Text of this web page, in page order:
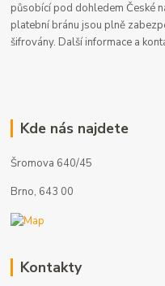
působící pod dohledem České
platební bránu jsou plně
šifrovány. Další informace a
Kde nás najdete
Šromova 640/45
Brno, 643 00
Kontakty